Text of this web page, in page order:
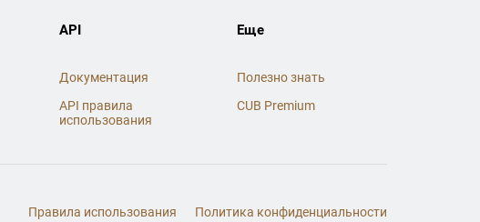
API
Документация
API правила
использования
Еще
Полезно знать
CUB Premium
Правила использования Политика конфиденциальности